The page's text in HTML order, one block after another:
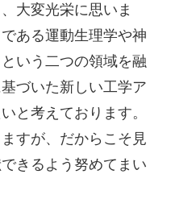
大変光栄に思いま
ある運動生理学や神
いう二つの領域を融
づいた新しい工学ア
と考えております。
すが、だからこそ見
きるよう努めてまい